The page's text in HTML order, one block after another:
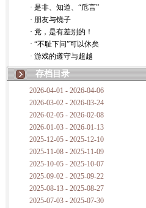
· 是非、知道、“卮言”
· 朋友与镜子
· 党，是有差别的！
· “不耻下问”可以休矣
· 游戏的遵守与超越
存档目录
2026-04-01 - 2026-04-06
2026-03-02 - 2026-03-24
2026-02-05 - 2026-02-08
2026-01-03 - 2026-01-13
2025-12-05 - 2025-12-10
2025-11-08 - 2025-11-09
2025-10-05 - 2025-10-07
2025-09-02 - 2025-09-22
2025-08-13 - 2025-08-27
2025-07-03 - 2025-07-30